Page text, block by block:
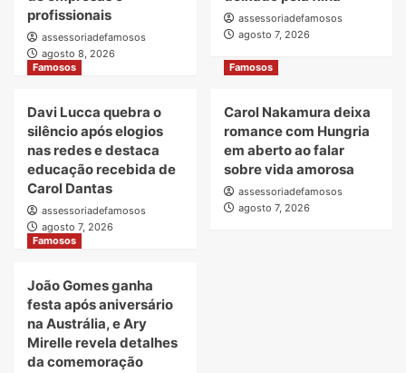
profissionais
assessoriadefamosos
agosto 8, 2026
assessoriadefamosos
agosto 7, 2026
Famosos
Davi Lucca quebra o
silêncio após elogios
nas redes e destaca
educação recebida de
Carol Dantas
assessoriadefamosos
agosto 7, 2026
Famosos
Carol Nakamura deixa
romance com Hungria
em aberto ao falar
sobre vida amorosa
assessoriadefamosos
agosto 7, 2026
Famosos
João Gomes ganha
festa após aniversário
na Austrália, e Ary
Mirelle revela detalhes
da comemoração